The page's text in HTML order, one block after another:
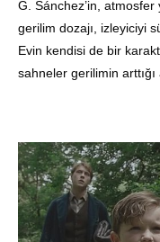
G. Sánchez’in, atmosfer
gerilim dozajı, izleyiciyi
Evin kendisi de bir
sahneler gerilimin